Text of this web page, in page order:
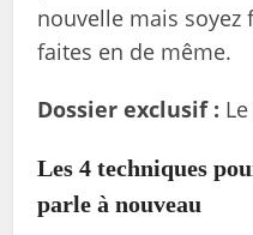
nouvelle mais
faites en de même.
Dossier exclusif :
Les 4 techniques
parle à nouveau